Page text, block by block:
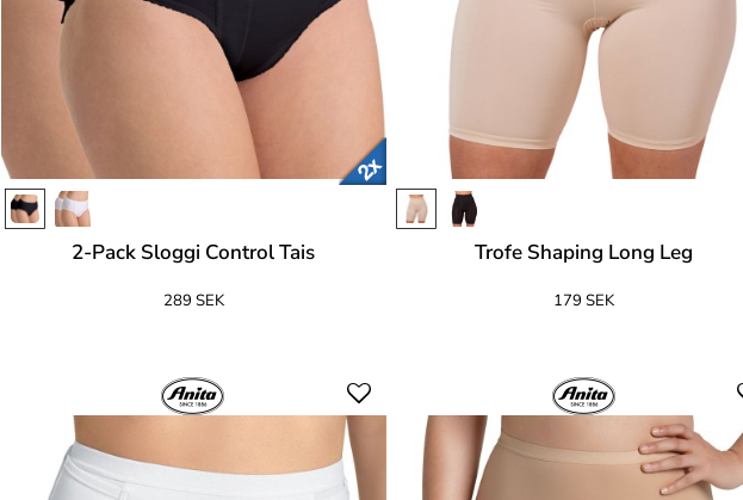
2-Pack Sloggi Control Tais
289 SEK
Trofe Shaping Long Leg
179 SEK